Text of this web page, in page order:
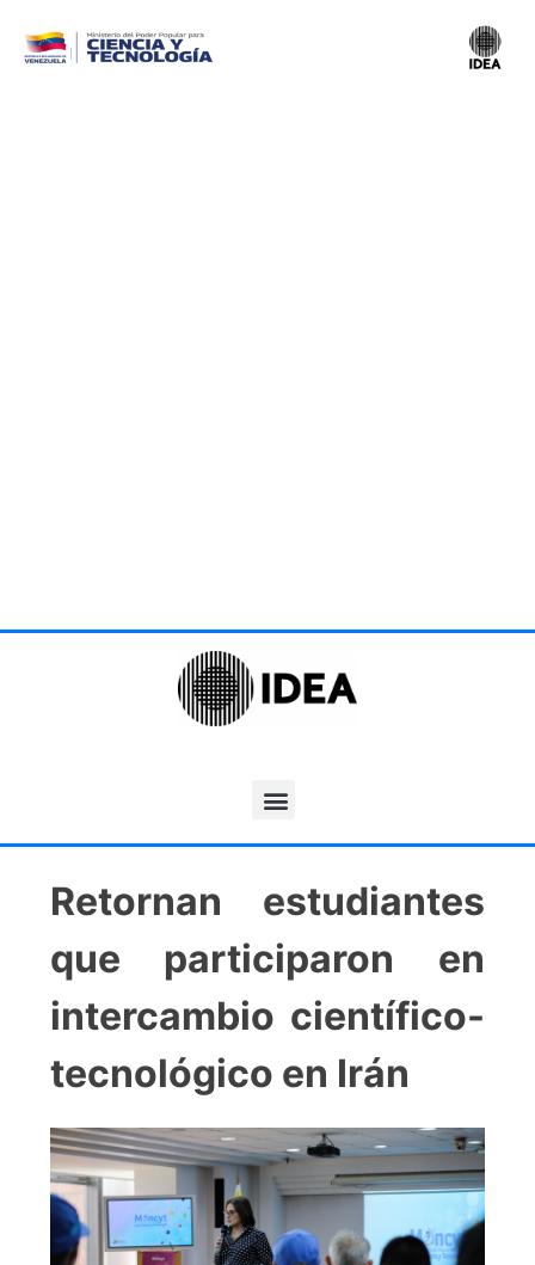
Retornan estudiantes
que participaron en
intercambio científico-
tecnológico en Irán